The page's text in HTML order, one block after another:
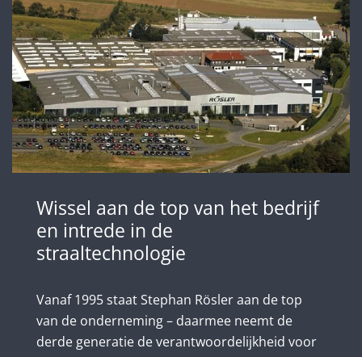
Wissel aan de top van het bedrijf
en intrede in de
straaltechnologie
Vanaf 1995 staat Stephan Rösler aan de top
van de onderneming – daarmee neemt de
derde generatie de verantwoordelijkheid voor